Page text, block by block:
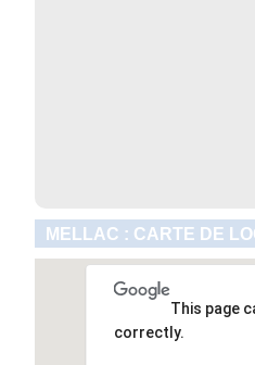
MELLAC : CARTE DE
This page
correctly.